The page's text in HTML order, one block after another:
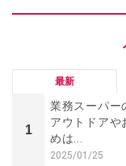
最新
1
業務スーパー
アウトドア
めは...
2025/01/25